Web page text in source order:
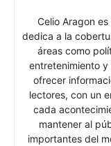
Celio Aragon
dedica a la
áreas como
entretenimiento
ofrecer
lectores, con un
cada
mantener al
importantes del